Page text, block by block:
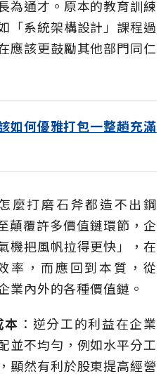
為通才。原本的教育訓練
「系統架構設計」課程過
應該更鼓勵其他部門同仁
如何優雅打包一整趟充滿
麼打磨石斧都造不出鋼
顛覆許多價值鏈環節，企
機把風帆拉得更快」，在
率，而應回到本質，從
業內外的各種價值鏈。
本 ：逆分工的利益在企業
並不均勻，例如水平分工
顯然有利於股東提高經營